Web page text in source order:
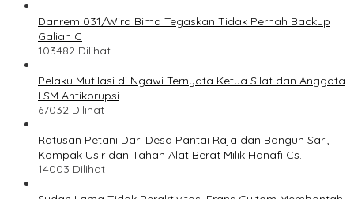
Danrem 031/Wira Bima Tegaskan Tidak Pernah Backup
Galian C
103482 Dilihat
Pelaku Mutilasi di Ngawi Ternyata Ketua Silat dan Anggota
LSM Antikorupsi
67032 Dilihat
Ratusan Petani Dari Desa Pantai Raja dan Bangun Sari,
Kompak Usir dan Tahan Alat Berat Milik Hanafi Cs.
14003 Dilihat